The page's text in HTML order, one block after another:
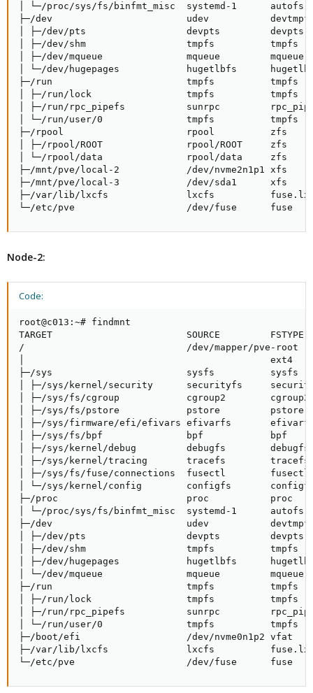
│ └─/proc/sys/fs/binfmt_misc  systemd-1      autofs
├─/dev                        udev           devtmpfs
│ ├─/dev/pts                  devpts         devpts
│ ├─/dev/shm                  tmpfs          tmpfs
│ ├─/dev/mqueue               mqueue         mqueue
│ └─/dev/hugepages            hugetlbfs
├─/run                        tmpfs          tmpfs
│ ├─/run/lock                 tmpfs          tmpfs
│ ├─/run/rpc_pipefs           sunrpc
│ └─/run/user/0               tmpfs          tmpfs
├─/rpool                      rpool          zfs
│ ├─/rpool/ROOT               rpool/ROOT     zfs
│ └─/rpool/data               rpool/data     zfs
├─/mnt/pve/local-2            /dev/nvme2n1p1 xfs
├─/mnt/pve/local-3            /dev/sda1      xfs
├─/var/lib/lxcfs              lxcfs          fuse.lxcfs
└─/etc/pve                    /dev/fuse      fuse
Node-2:
Code:
root@c013:~# findmnt
TARGET                        SOURCE         FSTYPE
/                             /dev/mapper/pve-root
│                                            ext4
├─/sys                        sysfs          sysfs
│ ├─/sys/kernel/security      securityfs     security
│ ├─/sys/fs/cgroup            cgroup2        cgroup2
│ ├─/sys/fs/pstore            pstore         pstore
│ ├─/sys/firmware/efi/efivars efivarfs       efivarfs
│ ├─/sys/fs/bpf               bpf            bpf
│ ├─/sys/kernel/debug         debugfs        debugfs
│ ├─/sys/kernel/tracing       tracefs        tracefs
│ ├─/sys/fs/fuse/connections  fusectl        fusectl
│ └─/sys/kernel/config        configfs       configfs
├─/proc                       proc           proc
│ └─/proc/sys/fs/binfmt_misc  systemd-1      autofs
├─/dev                        udev           devtmpfs
│ ├─/dev/pts                  devpts         devpts
│ ├─/dev/shm                  tmpfs          tmpfs
│ ├─/dev/hugepages            hugetlbfs      hugetlbf
│ └─/dev/mqueue               mqueue         mqueue
├─/run                        tmpfs          tmpfs
│ ├─/run/lock                 tmpfs          tmpfs
│ ├─/run/rpc_pipefs           sunrpc
│ └─/run/user/0               tmpfs          tmpfs
├─/boot/efi                   /dev/nvme0n1p2 vfat
├─/var/lib/lxcfs              lxcfs          fuse.lxc
└─/etc/pve                    /dev/fuse      fuse